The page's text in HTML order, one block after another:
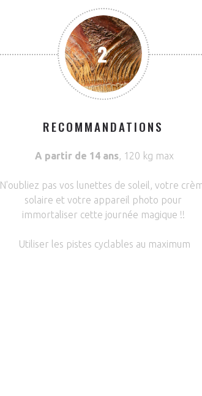
2
RECOMMANDATIONS
A partir de 14 ans , 120 kg max
N'oubliez pas vos lunettes de soleil, votre
solaire et votre appareil photo pour
immortaliser cette journée magique !!
Utiliser les pistes cyclables au maximum